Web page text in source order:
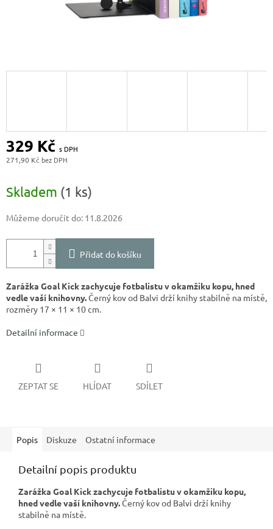
329 Kč
271,90 Kč
cena:
Skladem (1 ks)
Můžeme doručit do: 11.8.2026
Přidat do košíku
Zarážka Goal Kick zachycuje fotbalistu v okamžiku kopu, hned
vedle vaší knihovny.Černý kov od Balvi drží knihy stabilně na místě,
rozměry 17 × 11 × 10 cm.
Detailní informace
ZEPTAT SE HLÍDAT SDÍLET
Popis Diskuze Ostatní informace
Detailní popis produktu
Zarážka Goal Kick zachycuje fotbalistu v okamžiku kopu,
hned vedle vaší knihovny.Černý kov od Balvi drží knihy
stabilně na místě.